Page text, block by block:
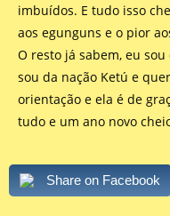
imbuídos. E tudo isso
aos egunguns e o pior
O resto já sabem, eu
sou da nação Ketú e
orientação e ela é de
tudo e um ano novo
Share on Facebook